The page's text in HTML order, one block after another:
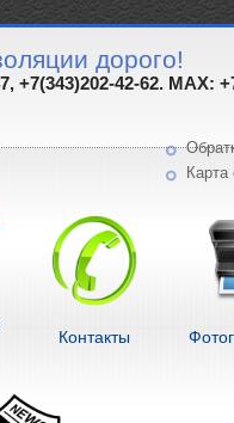
дорого!
+7(343)202-42-62. MAX:
Карта
Контакты